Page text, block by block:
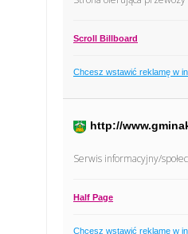
Scroll Billboard
Chcesz wstawić reklamę w
http://
Serwis informacyjny/
Half Page
Chcesz wstawić reklamę w